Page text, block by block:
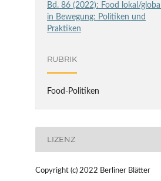
Bd. 86 (2022): Food lokal/
in Bewegung: Politiken und
Praktiken
RUBRIK
Food-Politiken
LIZENZ
Copyright (c) 2022 Berliner Blätter